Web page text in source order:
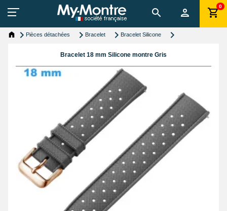
0
Pièces détachées Bracelet Bracelet Silicone
Bracelet 18 mm Silicone montre Gris